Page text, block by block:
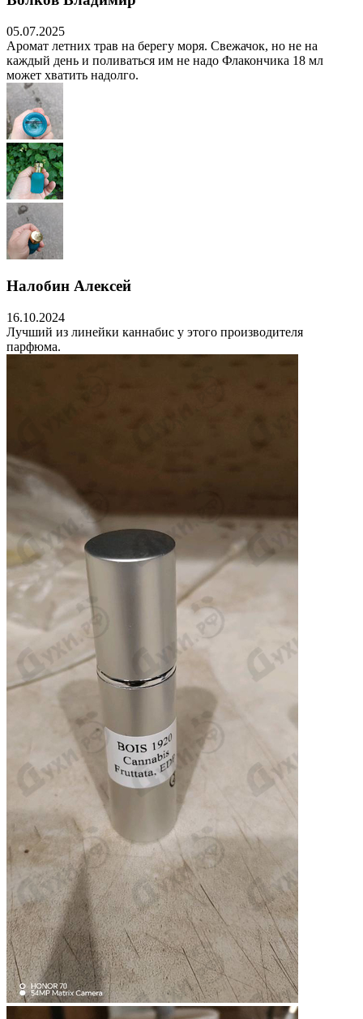
05.07.2025
Аромат летних трав на берегу моря. Свежачок, но не на
каждый день и поливаться им не надо Флакончика 18 мл
может хватить надолго.
Налобин Алексей
16.10.2024
Лучший из линейки каннабис у этого производителя
парфюма.